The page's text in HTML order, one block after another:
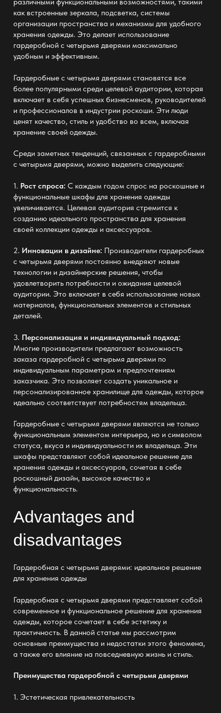
различными функциональными возможностями, такими
как встроенные зеркала, подсветка, системы
организации пространства и механизмы для удобного
хранения одежды. Это делает использование
гардеробной с четырьмя дверями максимально
удобным и эффективным.
Гардеробные с четырьмя дверями становятся все
более популярными среди целевой аудитории, которая
включает в себя успешных бизнесменов, руководителей
и профессионалов в индустрии роскоши. Эти люди
ценят качество, стиль и удобство во всем, включая
хранение своей одежды.
Среди заметных тенденций, связанных с гардеробными
с четырьмя дверями, можно выделить следующие:
1. Рост спроса: С каждым годом спрос на роскошные и
функциональные шкафы для хранения одежды
увеличивается. Целевая аудитория стремится к
созданию идеального пространства для хранения
своей коллекции одежды и аксессуаров.
2. Инновации в дизайне: Производители гардеробных
с четырьмя дверями постоянно внедряют новые
технологии и дизайнерские решения, чтобы
удовлетворить потребности и ожидания целевой
аудитории. Это включает в себя использование новых
материалов, функциональных элементов и стильных
деталей.
3. Персонализация и индивидуальный подход:
Многие производители предлагают возможность
заказа гардеробной с четырьмя дверями по
индивидуальным параметрам и предпочтениям
заказчика. Это позволяет создать уникальное и
персонализированное хранилище для одежды, которое
идеально соответствует потребностям владельца.
Гардеробные с четырьмя дверями являются не только
функциональным элементом интерьера, но и символом
статуса, вкуса и индивидуальности их владельца. Эти
шкафы представляют собой идеальное решение для
хранения одежды и аксессуаров, сочетая в себе
роскошный дизайн, высокое качество и
функциональность.
Advantages and
disadvantages
Гардеробная с четырьмя дверями: идеальное решение
для хранения одежды
Гардеробная с четырьмя дверями представляет собой
современное и функциональное решение для хранения
одежды, которое сочетает в себе эстетику и
практичность. В данной статье мы рассмотрим
основные преимущества и недостатки этого феномена,
а также его влияние на повседневную жизнь и стиль.
Преимущества гардеробной с четырьмя дверями
1. Эстетическая привлекательность